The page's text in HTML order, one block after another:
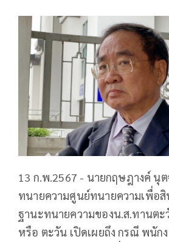
13 ก.พ.2567 - นายกฤษฎางค์ นุ
ทนายความศูนย์ทนายความเพื่อ
ฐานะทนายความของน.ส.ทานต
หรือ ตะวัน เปิดเผยถึง กรณี พนัก